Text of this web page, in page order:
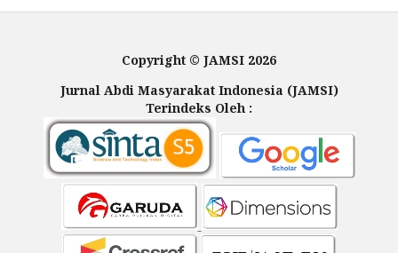
Copyright © JAMSI 2026
Jurnal Abdi Masyarakat Indonesia (JAMSI)
Terindeks Oleh :